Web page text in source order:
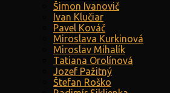
Šimon Ivanovič
Ivan Klučiar
Pavel Kováč
Miroslava Kurkinová
Miroslav Mihalík
Tatiana Orolínová
Jozef Pažitný
Štefan Roško